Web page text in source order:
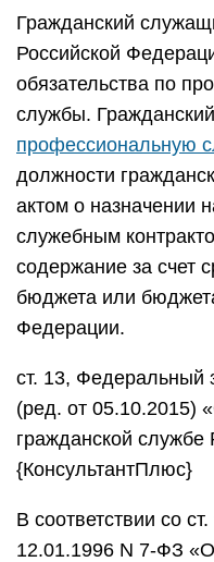
Гражданский
Российской
обязательства по
службы.
профессиональную
должности
актом о назначении
служебным
содержание за счет
бюджета или
Федерации.
ст. 13, Федеральный
(ред. от 05.10.2015)
гражданской
{КонсультантПлюс}
В соответствии со
12.01.1996 N 7-ФЗ